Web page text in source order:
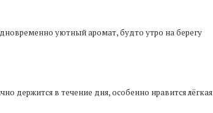
уютный аромат, будто утро на берегу
держится в течение дня, особенно нравится лёгкая